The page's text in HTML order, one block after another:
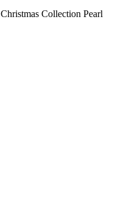
Christmas Collection Pearl